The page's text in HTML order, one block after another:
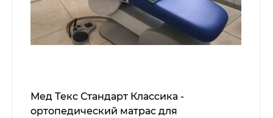
Мед Текс Стандарт Классика -
ортопедический матрас для